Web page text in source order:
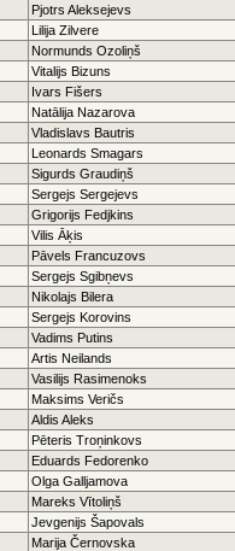
Pjotrs Aleksejevs
Lilija Zilvere
Normunds Ozoliņš
Vitalijs Bizuns
Ivars Fišers
Natālija Nazarova
Vladislavs Bautris
Leonards Smagars
Sigurds Graudiņš
Sergejs Sergejevs
Grigorijs Fedjkins
Vilis Āķis
Pāvels Francuzovs
Sergejs Sgibņevs
Nikolajs Bilera
Sergejs Korovins
Vadims Putins
Artis Neilands
Vasilijs Rasimenoks
Maksims Veričs
Aldis Aleks
Pēteris Troņinkovs
Eduards Fedorenko
Olga Galljamova
Mareks Vītoliņš
Jevgenijs Šapovals
Marija Černovska